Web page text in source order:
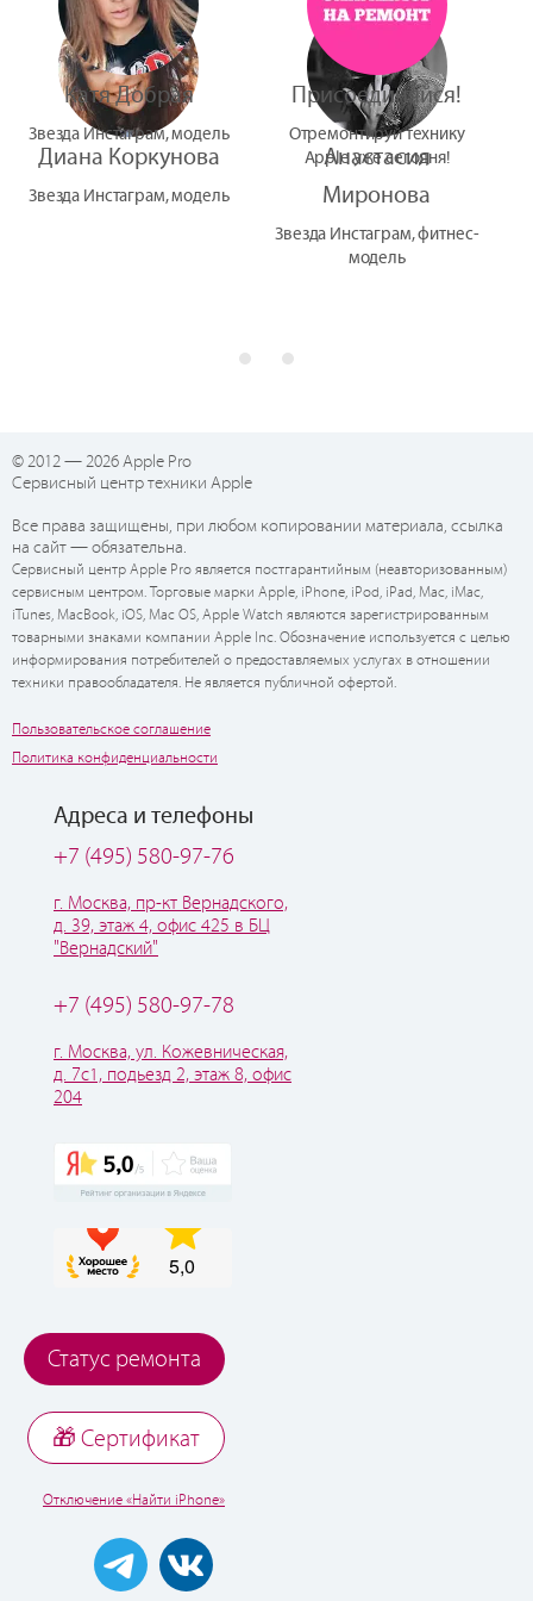
Диана Коркунова
Звезда Инстаграм, модель
Анастасия
Миронова
Звезда Инстаграм, фитнес-
модель
Катя Добрая
Звезда Инстаграм, модель
Присоединяйся!
Отремонтируй технику
Apple уже сегодня!
© 2012 — 2026 Apple Pro
Сервисный центр техники Apple
Все права защищены, при любом копировании материала, ссылка
на сайт — обязательна.
Сервисный центр Apple Pro является постгарантийным (неавторизованным)
сервисным центром. Торговые марки Apple, iPhone, iPod, iPad, Mac, iMac,
iTunes, MacBook, iOS, Mac OS, Apple Watch являются зарегистрированным
товарными знаками компании Apple Inc. Обозначение используется с целью
информирования потребителей о предоставляемых услугах в отношении
техники правообладателя. Не является публичной офертой.
Пользовательское соглашение
Политика конфиденциальности
Адреса и телефоны
+7 (495) 580-97-76
г. Москва, пр-кт Вернадского,
д. 39, этаж 4, офис 425 в БЦ
"Вернадский"
+7 (495) 580-97-78
г. Москва, ул. Кожевническая,
д. 7с1, подьезд 2, этаж 8, офис
204
Статус ремонта
🎁 Cертификат
Отключение «Найти iPhone»